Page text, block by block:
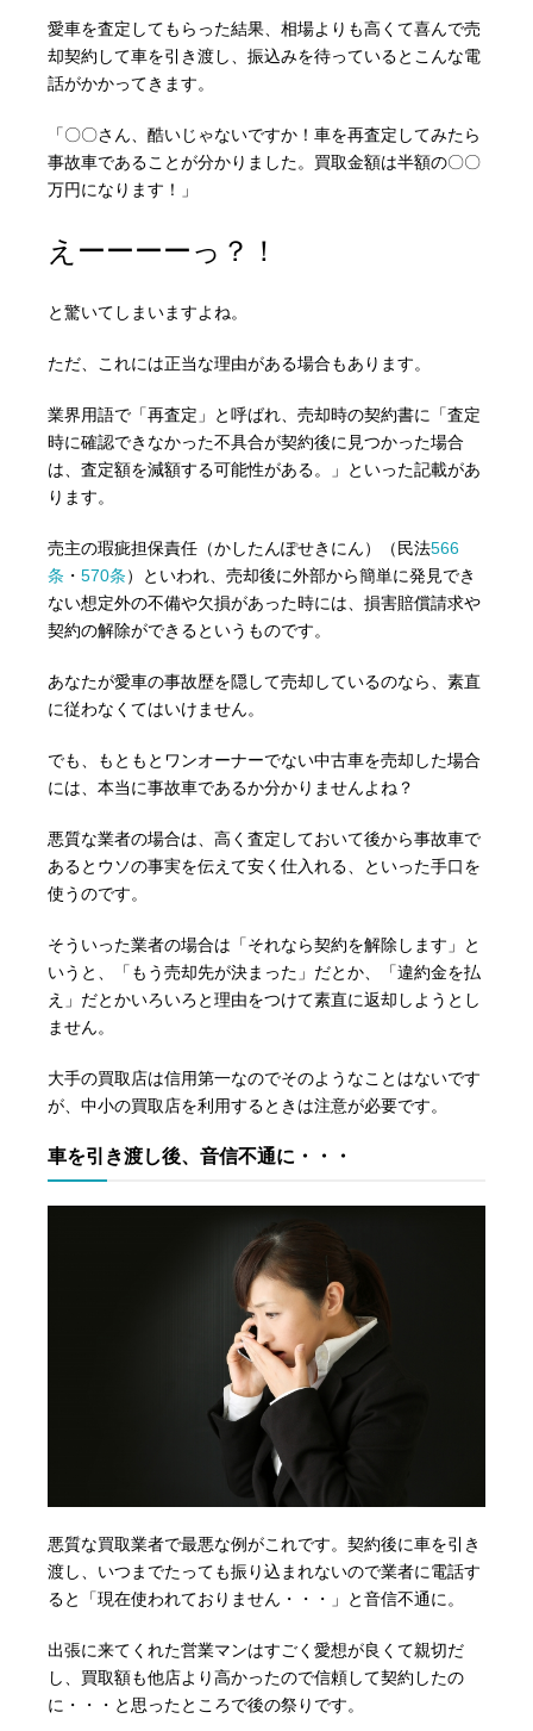
愛車を査定してもらった結果、相場よりも高くて喜んで売
却契約して車を引き渡し、振込みを待っているとこんな電
話がかかってきます。
「〇〇さん、酷いじゃないですか！車を再査定してみたら
事故車であることが分かりました。買取金額は半額の〇〇
万円になります！」
えーーーーっ？！
と驚いてしまいますよね。
ただ、これには正当な理由がある場合もあります。
業界用語で「再査定」と呼ばれ、売却時の契約書に「査定
時に確認できなかった不具合が契約後に見つかった場合
は、査定額を減額する可能性がある。」といった記載があ
ります。
売主の瑕疵担保責任（かしたんぽせきにん）（民法566
条 ・570条）といわれ、売却後に外部から簡単に発見でき
ない想定外の不備や欠損があった時には、損害賠償請求や
契約の解除ができるというものです。
あなたが愛車の事故歴を隠して売却しているのなら、素直
に従わなくてはいけません。
でも、もともとワンオーナーでない中古車を売却した場合
には、本当に事故車であるか分かりませんよね？
悪質な業者の場合は、高く査定しておいて後から事故車で
あるとウソの事実を伝えて安く仕入れる、といった手口を
使うのです。
そういった業者の場合は「それなら契約を解除します」と
いうと、「もう売却先が決まった」だとか、「違約金を払
え」だとかいろいろと理由をつけて素直に返却しようとし
ません。
大手の買取店は信用第一なのでそのようなことはないです
が、中小の買取店を利用するときは注意が必要です。
車を引き渡し後、音信不通に・・・
悪質な買取業者で最悪な例がこれです。契約後に車を引き
渡し、いつまでたっても振り込まれないので業者に電話す
ると「現在使われておりません・・・」と音信不通に。
出張に来てくれた営業マンはすごく愛想が良くて親切だ
し、買取額も他店より高かったので信頼して契約したの
に・・・と思ったところで後の祭りです。